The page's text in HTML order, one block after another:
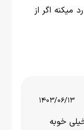
میکنه اگر از
1403/06/13
خوبه